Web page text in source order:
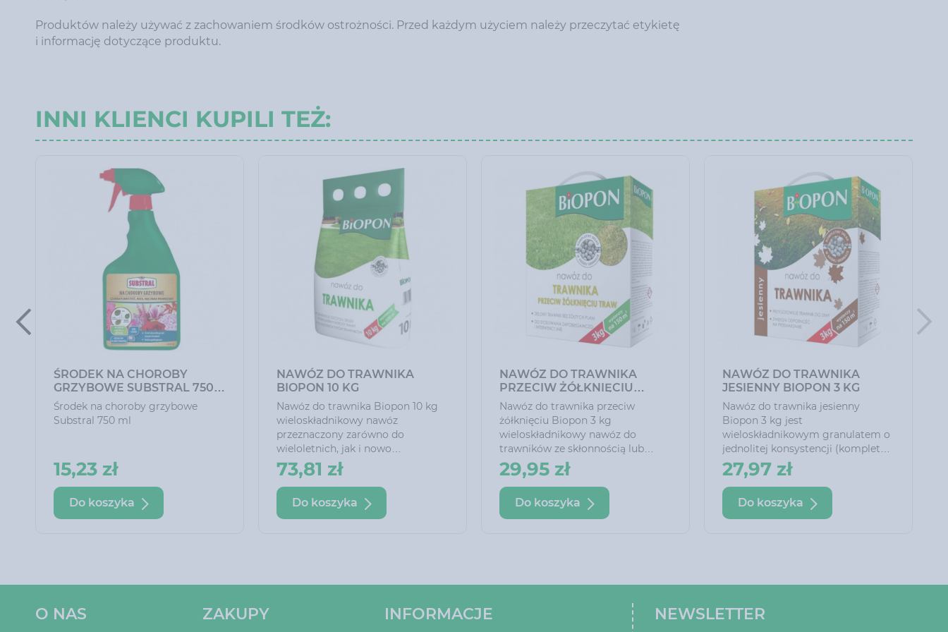
Produktów należy używać z zachowaniem środków ostrożności. Przed każdym użyciem należy przeczytać etykietę
i informację dotyczące produktu.
INNI KLIENCI KUPILI TEŻ:
ŚRODEK NA CHOROBY
GRZYBOWE SUBSTRAL 750
ML
Środek na choroby grzybowe
Substral 750 ml
15,23 zł
Do koszyka
NAWÓZ DO TRAWNIKA
BIOPON 10 KG
Nawóz do trawnika Biopon 10 kg
wieloskładnikowy nawóz
przeznaczony zarówno do
wieloletnich, jak i nowo
zakładanych trawników. Zawiera
komplet składników odżywczych
niezbędnych do prawidłowego
wzrostu trawy, która pod
wpływem dużej zawartości azotu
73,81 zł
Do koszyka
NAWÓZ DO TRAWNIKA
PRZECIW ŻÓŁKNIĘCIU
BIOPON 3 KG
Nawóz do trawnika przeciw
żółknięciu Biopon 3 kg
wieloskładnikowy nawóz do
trawników ze skłonnością lub
objawami żółknięcia. Odpowiednia
zawartość łatwo przyswajalnego
azotu, żelaza i magnezu zmniejsza
podatność murawy na żółknięcie i
pozytywnie wpływa na jej
29,95 zł
Do koszyka
NAWÓZ DO TRAWNIKA
JESIENNY BIOPON 3 KG
Nawóz do trawnika jesienny
Biopon 3 kg jest
wieloskładnikowym granulatem o
jednolitej konsystencji (kompletny
skład w każdej granulce). Brak
azotu hamuje przyrost trawnika,
aby przy dłuższych okresach ciepła
nie wymagał koszenia. Duża
porcja potasu zwiększa odporność
27,97 zł
Do koszyka
O NAS ZAKUPY INFORMACJE NEWSLETTER